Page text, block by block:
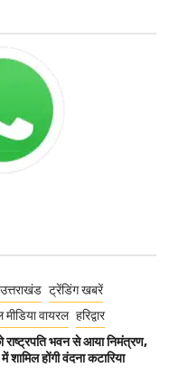
उत्तराखंड ट्रेंडिंग खबरें
वायरल हरिद्वार
राष्ट्रपति भवन से आया निमंत्रण,
शामिल होंगी वंदना कटारिया